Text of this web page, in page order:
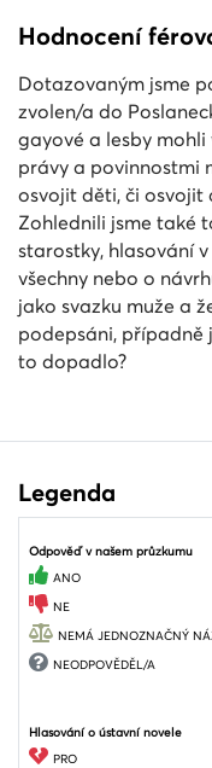
Hodnocení
Dotazovaným jsme
zvolen/a do
gayové a lesby
právy a povinnostmi
osvojit děti, či osvojit
Zohlednili jsme také
starostky, hlasování
všechny nebo o
jako svazku muže a
podepsáni, případně
to dopadlo?
Legenda
Odpověď v našem průzkumu
ANO
NE
NEMÁ JEDNOZNAČNÝ
NEODPOVĚDĚL/A
Hlasování o ústavní novele
PRO